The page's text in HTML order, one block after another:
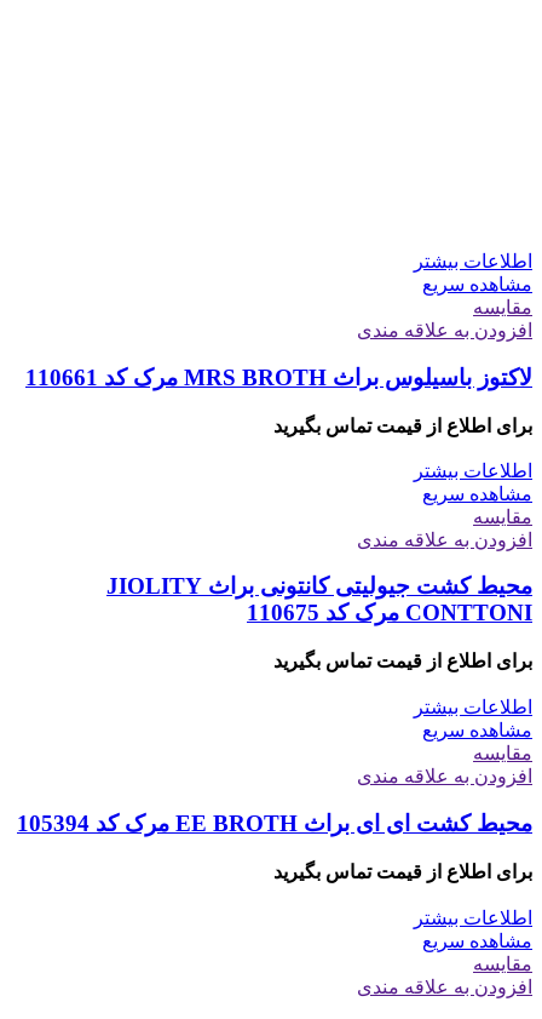
اطلاعات بیشتر
مشاهده سریع
مقایسه
افزودن به علاقه مندی
لاکتوز باسیلوس براث MRS BROTH مرک کد 110661
برای اطلاع از قیمت تماس بگیرید
اطلاعات بیشتر
مشاهده سریع
مقایسه
افزودن به علاقه مندی
محیط کشت جیولیتی کانتونی براث JIOLITY
CONTTONI مرک کد 110675
برای اطلاع از قیمت تماس بگیرید
اطلاعات بیشتر
مشاهده سریع
مقایسه
افزودن به علاقه مندی
محیط کشت ای ای براث EE BROTH مرک کد 105394
برای اطلاع از قیمت تماس بگیرید
اطلاعات بیشتر
مشاهده سریع
مقایسه
افزودن به علاقه مندی